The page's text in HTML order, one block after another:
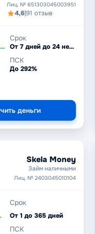
Лиц. № 651303045003951
4,6|91 отзыв
От 3 000 до 50 000 ₽
Срок
От 7 дней до 24 недель
ПСК
До 292%
деньги
Skela Money
Займ наличными
Лиц. № 2403045010104
₽
Срок
От 1 до 365 дней
ПСК